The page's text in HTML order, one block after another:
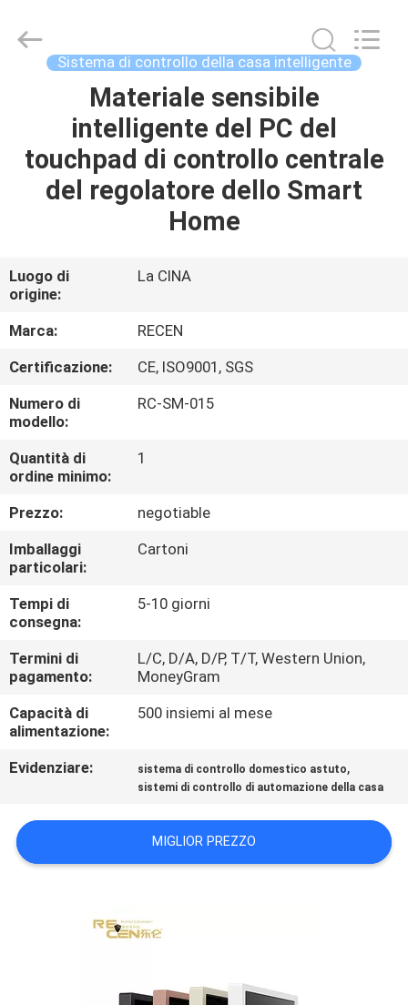
PRODOTTI
GIRO
DELLA
FABBRICA
CONTROLLO
DI
QUALITÀ
CONTATTICI
RICHIEDA
UNA
CITAZIONE
MAPPA
SITO
PRIVACY
POLICY
Chengdu
Recen
Technology
Sistema di controllo della casa intelligente
Materiale sensibile
intelligente del PC del
touchpad di controllo centrale
del regolatore dello Smart
Home
Luogo di
origine:
La CINA
Marca:
RECEN
Certificazione:
CE, ISO9001, SGS
Numero di
modello:
RC-SM-015
Quantità di
ordine minimo:
1
Prezzo:
negotiable
Imballaggi
particolari:
Cartoni
Tempi di
consegna:
5-10 giorni
Termini di
pagamento:
L/C, D/A, D/P, T/T, Western Union,
MoneyGram
Capacità di
alimentazione:
500 insiemi al mese
Evidenziare: sistema di controllo domestico astuto,
sistemi di controllo di automazione della casa
MIGLIOR PREZZO